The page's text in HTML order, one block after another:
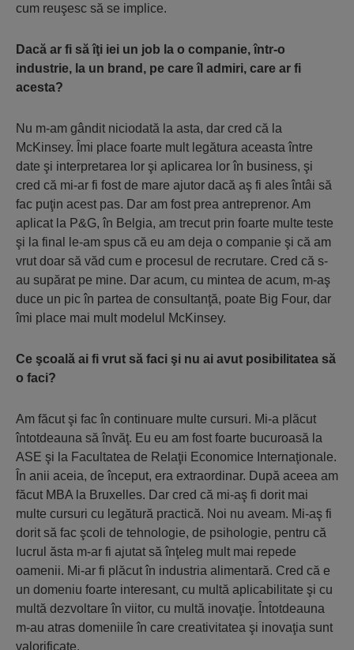
cum reuşesc să se implice.
Dacă ar fi să îţi iei un job la o companie, într-o
industrie, la un brand, pe care îl admiri, care ar fi
acesta?
Nu m-am gândit niciodată la asta, dar cred că la
McKinsey. Îmi place foarte mult legătura aceasta între
date şi interpretarea lor şi aplicarea lor în business, şi
cred că mi-ar fi fost de mare ajutor dacă aş fi ales întâi să
fac puţin acest pas. Dar am fost prea antreprenor. Am
aplicat la P&G, în Belgia, am trecut prin foarte multe teste
şi la final le-am spus că eu am deja o companie şi că am
vrut doar să văd cum e procesul de recrutare. Cred că s-
au supărat pe mine. Dar acum, cu mintea de acum, m-aş
duce un pic în partea de consultanţă, poate Big Four, dar
îmi place mai mult modelul McKinsey.
Ce şcoală ai fi vrut să faci şi nu ai avut posibilitatea să
o faci?
Am făcut şi fac în continuare multe cursuri. Mi-a plăcut
întotdeauna să învăţ. Eu eu am fost foarte bucuroasă la
ASE şi la Facultatea de Relaţii Economice Internaţionale.
În anii aceia, de început, era extraordinar. După aceea am
făcut MBA la Bruxelles. Dar cred că mi-aş fi dorit mai
multe cursuri cu legătură practică. Noi nu aveam. Mi-aş fi
dorit să fac şcoli de tehnologie, de psihologie, pentru că
lucrul ăsta m-ar fi ajutat să înţeleg mult mai repede
oamenii. Mi-ar fi plăcut în industria alimentară. Cred că e
un domeniu foarte interesant, cu multă aplicabilitate şi cu
multă dezvoltare în viitor, cu multă inovaţie. Întotdeauna
m-au atras domeniile în care creativitatea şi inovaţia sunt
valorificate.